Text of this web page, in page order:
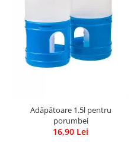
Adăpătoare 1.5l pentru
porumbei
16,90 Lei